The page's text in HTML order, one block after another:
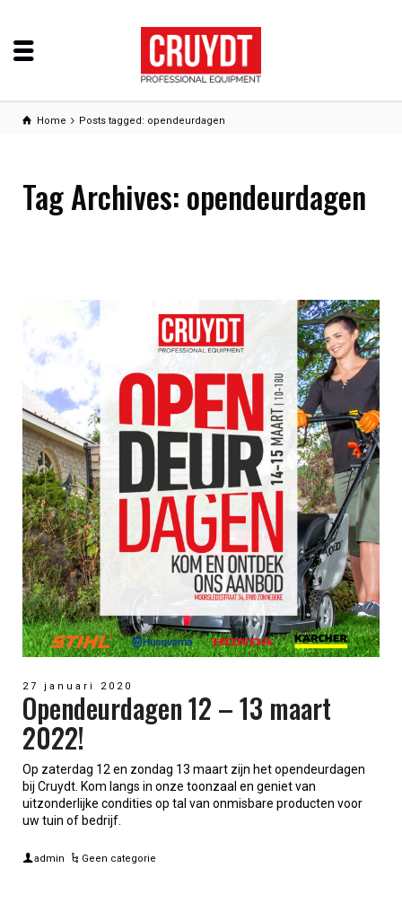
Home Posts tagged: opendeurdagen
Tag Archives: opendeurdagen
27 januari 2020
Opendeurdagen 12 – 13 maart
2022!
Op zaterdag 12 en zondag 13 maart zijn het opendeurdagen
bij Cruydt. Kom langs in onze toonzaal en geniet van
uitzonderlijke condities op tal van onmisbare producten voor
uw tuin of bedrijf.
admin Geen categorie